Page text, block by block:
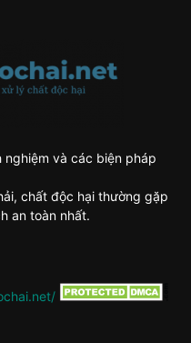
nghiệm và các biện pháp
chất độc hại thường gặp
an toàn nhất.